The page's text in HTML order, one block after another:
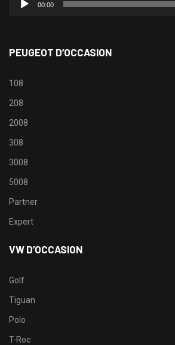
00:00
PEUGEOT D’OCCASION
108
208
2008
308
3008
5008
Partner
Expert
VW D’OCCASION
Golf
Tiguan
Polo
T-Roc